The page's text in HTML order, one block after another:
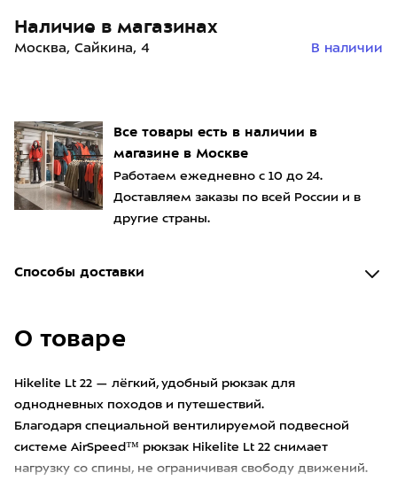
Все товары есть в наличии в
магазине в Москве
Работаем ежедневно с 10 до 24.
Доставляем заказы по всей России и в
другие страны.
Способы доставки
О товаре
Hikelite Lt 22 — лёгкий, удобный рюкзак для
однодневных походов и путешествий.
Благодаря специальной вентилируемой подвесной
системе AirSpeed™ рюкзак Hikelite Lt 22 снимает
нагрузку со спины, не ограничивая свободу движений.
Наличие в магазинах
Москва, Сайкина, 4 В наличии